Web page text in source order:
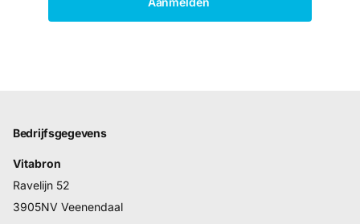
Bedrijfsgegevens
Vitabron
Ravelijn 52
3905NV Veenendaal